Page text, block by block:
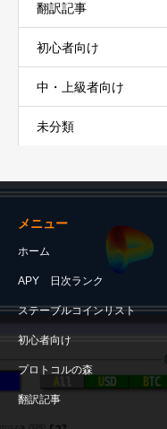
翻訳記事
初心者向け
中・上級者向け
未分類
メニュー
ホーム
APY 日次ランク
ステーブルコインリスト
初心者向け
プロトコルの森
翻訳記事